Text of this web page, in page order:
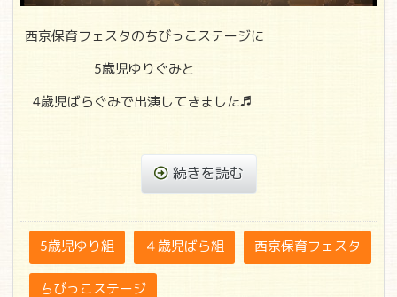
西京保育フェスタのちびっこステージに
5歳児ゆりぐみと
4歳児ばらぐみで出演してきました♬
続きを読む
5歳児ゆり組 ４歳児ばら組 西京保育フェスタ
ちびっこステージ